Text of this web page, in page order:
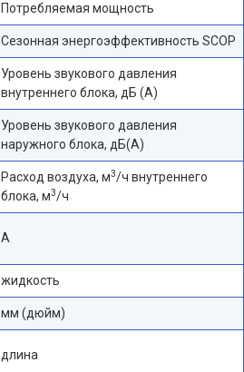
Потребляемая мощность
Сезонная энергоэффективность SCOP
Уровень звукового давления
внутреннего блока, дБ (А)
Уровень звукового давления
наружного блока, дБ(A)
Расход воздуха, м3/ч внутреннего
блока, м3/ч
А
жидкость
мм (дюйм)
длина